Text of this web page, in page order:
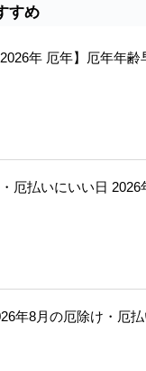
すめ
2026年 厄年】厄年年
厄払いにいい日 2026
年8月の厄除け・厄